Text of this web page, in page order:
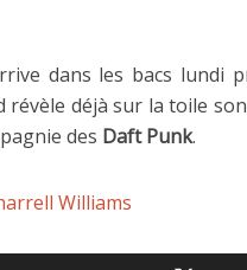
dans les bacs lundi
révèle déjà sur la toile
des Daft Punk.
Williams